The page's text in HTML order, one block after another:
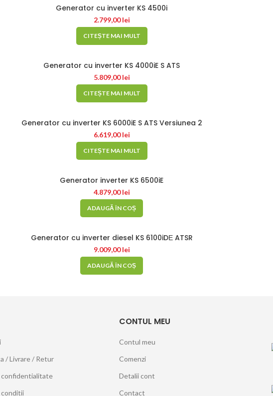
Generator cu inverter KS 4500i
2.799,00lei
CITEȘTE MAI MULT
Generator cu inverter KS 4000iE S ATS
5.809,00lei
CITEȘTE MAI MULT
Generator cu inverter KS 6000iE S ATS Versiunea 2
6.619,00lei
CITEȘTE MAI MULT
Generator inverter KS 6500iE
4.879,00lei
ADAUGĂ ÎN COȘ
Generator cu inverter diesel KS 6100iDЕ ATSR
9.009,00lei
ADAUGĂ ÎN COȘ
/ Livrare / Retur
confidentialitate
conditii
CONTUL MEU
Contul meu
Comenzi
Detalii cont
Contact